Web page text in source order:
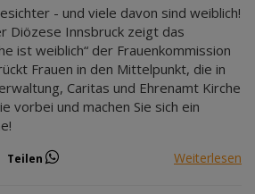
- und viele davon sind weiblich!
Diözese Innsbruck zeigt das
ist weiblich“ der Frauenkommission
Frauen in den Mittelpunkt, die in
Caritas und Ehrenamt Kirche
vorbei und machen Sie sich ein
Teilen Weiterlesen